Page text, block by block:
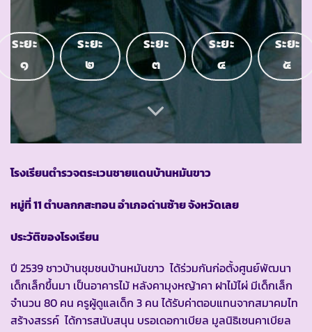
ระยะ
๑
ระยะ
๒
ระยะ
๓
ระยะ
๔
ระยะ
๕
โรงเรียนตำรวจตระเวนชายแดนบ้านหมันขาว
หมู่ที่ 11 ตำบลกกสะทอน อำเภอด่านซ้าย จังหวัดเลย
ประวัติของโรงเรียน
ปี 2539 ชาวบ้านชุมชนบ้านหมันขาว ได้ร่วมกันก่อตั้งศูนย์พัฒนา
เด็กเล็กขึ้นมา เป็นอาคารไม้ หลังคามุงหญ้าคา ฝาไม้ไผ่ มีเด็กเล็ก
จำนวน 80 คน ครูผู้ดูแลเด็ก 3 คน ได้รับค่าตอบแทนจากสมาคมไท
สร้างสรรค์ ได้การสนับสนุน บรอเดอกาเบียล มูลนิธิเซนคาเบียล